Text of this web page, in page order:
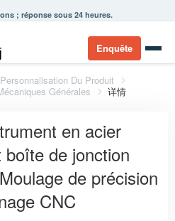
; réponse sous 24 heures.
Enquête
Personnalisation Du Produit
Générales 详情
en acier
boîte de jonction
de précision
CNC